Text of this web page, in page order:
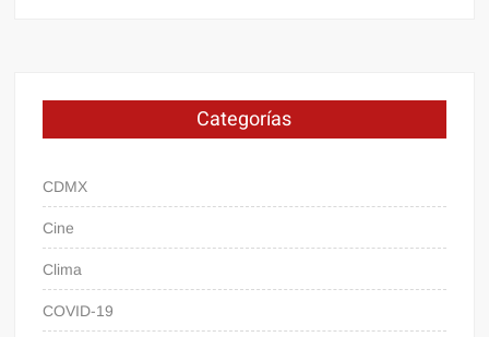
Categorías
CDMX
Cine
Clima
COVID-19